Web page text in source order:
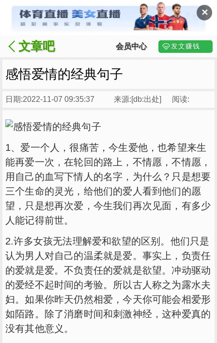
✕
文章吧 会员中心 发文赚钱
感悟爱情的经典句子
日期:2022-11-07 09:35:37 来源:[db:出处] 阅读:
1、爱一个人，很痛苦，今生爱他，也希望来生
能再爱一次，在轮回的路上，不情愿，不情愿，
用自己的血写下情人的名字，为什么？只是想要
三个生命的灵光，给他们的爱人看到他们的愿
望，只是想再次爱，今生我们再次见面，有多少
人能记得前世。
2.许多女孩无法理解爱和欲望的区别。他们只是
认为男人对自己的温柔就是爱。事实上，负责任
的爱就是爱。不负责任的爱就是欲望。冲动驱动
的爱经不起时间的考验。所以古人称之为露水夫
妇。如果你昨天仍然相爱，今天你可能会相爱形
如陌路。除了消磨时间和刺激神经，这种爱真的
没有其他意义。